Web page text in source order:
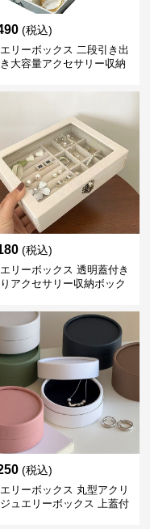
(税込)
リーボックス 二段引き出
大容量アクセサリー収納
(税込)
リーボックス 透明蓋付き
アクセサリー収納ボック
(税込)
リーボックス 丸型アクリ
ュエリーボックス 上蓋付